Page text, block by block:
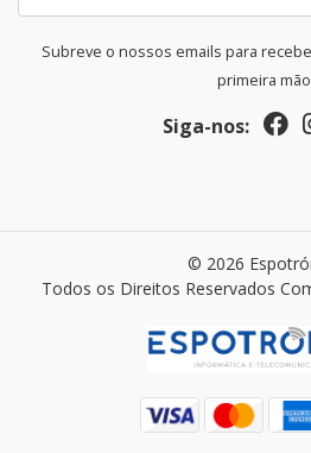
Subreve o nossos emails para
primeira
Siga-nos:
© 2026
Todos os Direitos Reservados